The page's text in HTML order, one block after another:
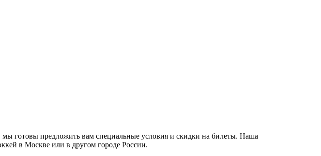
готовы предложить вам специальные условия и скидки на билеты. Наша
в Москве или в другом городе России.